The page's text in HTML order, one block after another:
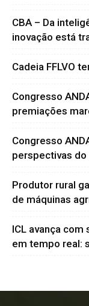
CBA – Da
inovação está
Cadeia FFLVO
Congresso
premiações
Congresso
perspectivas
Produtor rural
de máquinas
ICL avança
em tempo real: